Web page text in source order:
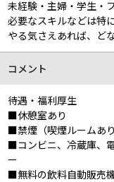
未経験・主婦・学生・
必要なスキルなどは特
やる気さえあれば、ど
コメント
待遇・福利厚生
■休憩室あり
■禁煙（喫煙ルームあり
■コンビニ、冷蔵庫、
ー
■無料の飲料自動販売